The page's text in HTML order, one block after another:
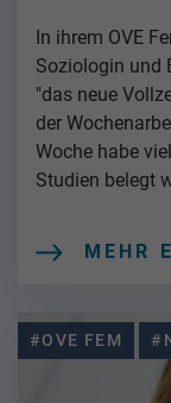
In ihrem OVE
Soziologin und
"das neue
der
Woche habe
Studien belegt
MEHR
#OVE FEM